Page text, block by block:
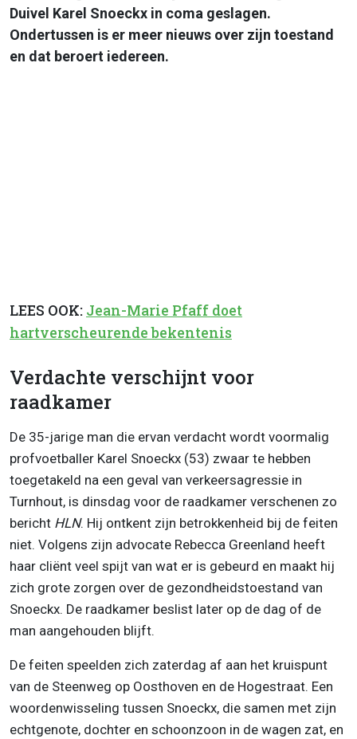
Duivel Karel Snoeckx in coma geslagen.
Ondertussen is er meer nieuws over zijn toestand
en dat beroert iedereen.
LEES OOK: Jean-Marie Pfaff doet
hartverscheurende bekentenis
Verdachte verschijnt voor
raadkamer
De 35-jarige man die ervan verdacht wordt voormalig
profvoetballer Karel Snoeckx (53) zwaar te hebben
toegetakeld na een geval van verkeersagressie in
Turnhout, is dinsdag voor de raadkamer verschenen zo
bericht HLN. Hij ontkent zijn betrokkenheid bij de feiten
niet. Volgens zijn advocate Rebecca Greenland heeft
haar cliënt veel spijt van wat er is gebeurd en maakt hij
zich grote zorgen over de gezondheidstoestand van
Snoeckx. De raadkamer beslist later op de dag of de
man aangehouden blijft.
De feiten speelden zich zaterdag af aan het kruispunt
van de Steenweg op Oosthoven en de Hogestraat. Een
woordenwisseling tussen Snoeckx, die samen met zijn
echtgenote, dochter en schoonzoon in de wagen zat, en